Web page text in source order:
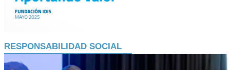
RESPONSABILIDAD SOCIAL